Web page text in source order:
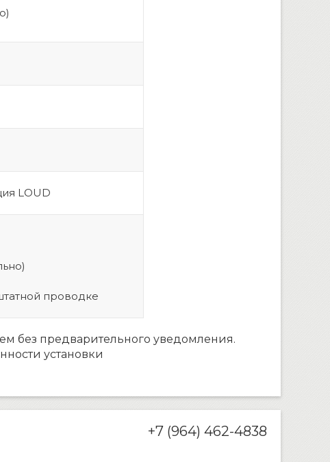
LOUD
проводке
без предварительного уведомления.
установки
+7 (964) 462-4838